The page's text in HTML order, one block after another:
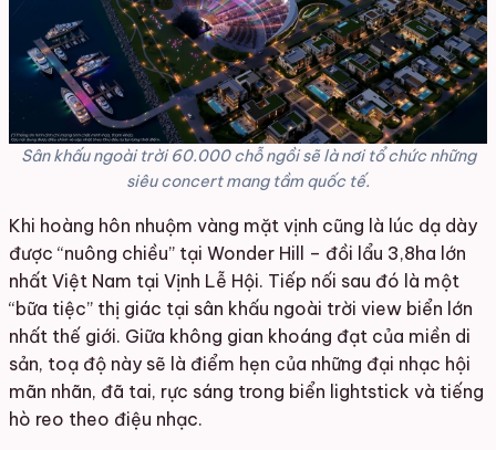
Sân khấu ngoài trời 60.000 chỗ ngồi sẽ là nơi tổ chức những
siêu concert mang tầm quốc tế.
Khi hoàng hôn nhuộm vàng mặt vịnh cũng là lúc dạ dày
được “nuông chiều” tại Wonder Hill – đồi lẩu 3,8ha lớn
nhất Việt Nam tại Vịnh Lễ Hội. Tiếp nối sau đó là một
“bữa tiệc” thị giác tại sân khấu ngoài trời view biển lớn
nhất thế giới. Giữa không gian khoáng đạt của miền di
sản, toạ độ này sẽ là điểm hẹn của những đại nhạc hội
mãn nhãn, đã tai, rực sáng trong biển lightstick và tiếng
hò reo theo điệu nhạc.